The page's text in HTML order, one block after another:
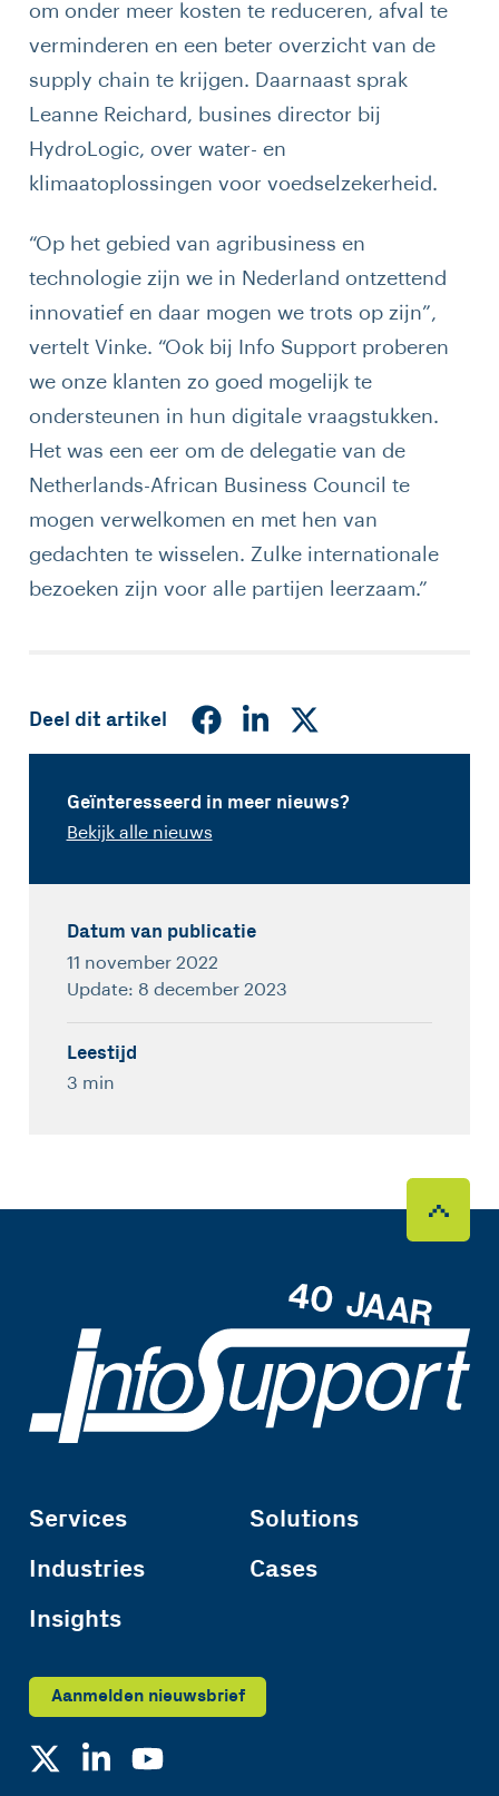
om onder meer kosten te reduceren, afval te
verminderen en een beter overzicht van de
supply chain te krijgen. Daarnaast sprak
Leanne Reichard, busines director bij
HydroLogic, over water- en
klimaatoplossingen voor voedselzekerheid.
“Op het gebied van agribusiness en
technologie zijn we in Nederland ontzettend
innovatief en daar mogen we trots op zijn”,
vertelt Vinke. “Ook bij Info Support proberen
we onze klanten zo goed mogelijk te
ondersteunen in hun digitale vraagstukken.
Het was een eer om de delegatie van de
Netherlands-African Business Council te
mogen verwelkomen en met hen van
gedachten te wisselen. Zulke internationale
bezoeken zijn voor alle partijen leerzaam.”
Deel dit artikel
Geïnteresseerd in meer nieuws?
Bekijk alle nieuws
Datum van publicatie
11 november 2022
Update: 8 december 2023
Leestijd
3 min
Services
Solutions
Industries
Cases
Insights
Aanmelden nieuwsbrief